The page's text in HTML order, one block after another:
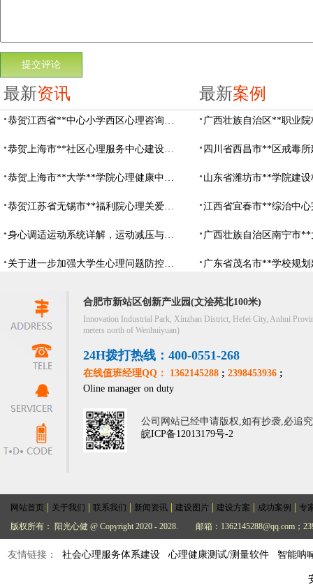
最新资讯
恭贺江西省**中心小学西区心理咨询教室设备采购项目由阳光心健代理商中标
恭贺上海市**社区心理服务中心建设项目由阳光心健代理商中标
恭贺上海市**大学**学院心理健康中心建设项目由阳光心健代理商中标
恭贺江苏省无锡市**福利院心理关爱中心建设项目由阳光心健代理商中标
身心调适运动系统详解，运动减压与心理调适全指南
关于进一步加强大学生心理问题防控，防控大学生心理危机
最新案例
合肥市新站区创新产业园(文浍苑北100米)
Innovation Industrial Park, Xinzhan District, Hefei City, Anhui
meters north of Wenhuiyuan)
24H拨打热线：400-0551-268
在线值班经理QQ： 1362145288 ; 2398453936 ;
Oline manager on duty
公司网站已经申请版权,如有抄袭,必追
皖ICP备12013179号-2
网站首页 关于我们 联系我们 新闻资讯 建设图片 建设方案 成功案例
专
版权所有： 阳光心健 @ Copyright 2020 - 2028.
邮箱：1362145288@qq.com；
友情链接： 社会心理服务体系建设 心理健康测试/测量软件 智能呐